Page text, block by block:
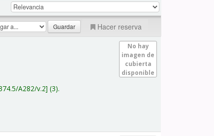
Hacer reserva
No hay
imagen de
cubierta
disponible
A282/v.2 (3).